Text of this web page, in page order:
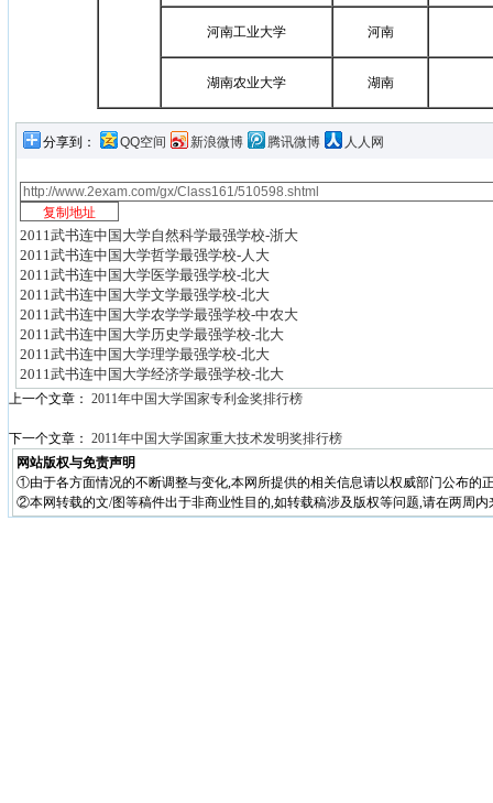
河南工业大学 河南
湖南农业大学 湖南
分享到： QQ空间 新浪微博 腾讯微博 人人网
2011武书连中国大学自然科学最强学校-浙大
2011武书连中国大学哲学最强学校-人大
2011武书连中国大学医学最强学校-北大
2011武书连中国大学文学最强学校-北大
2011武书连中国大学农学学最强学校-中农大
2011武书连中国大学历史学最强学校-北大
2011武书连中国大学理学最强学校-北大
2011武书连中国大学经济学最强学校-北大
上一个文章： 2011年中国大学国家专利金奖排行榜
下一个文章： 2011年中国大学国家重大技术发明奖排行榜
网站版权与免责声明
①由于各方面情况的不断调整与变化,本网所提供的相关信息请以权威部门公布的
②本网转载的文/图等稿件出于非商业性目的,如转载稿涉及版权等问题,请在两周内